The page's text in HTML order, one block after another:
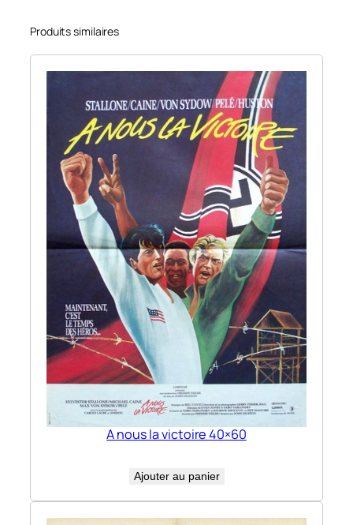
Produits similaires
A nous la victoire 40×60
Ajouter au panier